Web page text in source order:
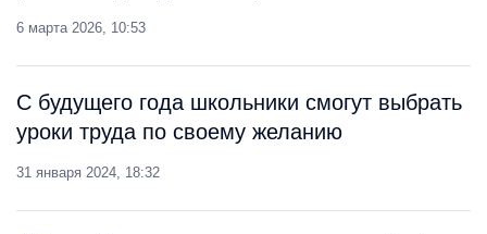
6 марта 2026, 10:53
С будущего года школьники смогут выбрать
уроки труда по своему желанию
31 января 2024, 18:32